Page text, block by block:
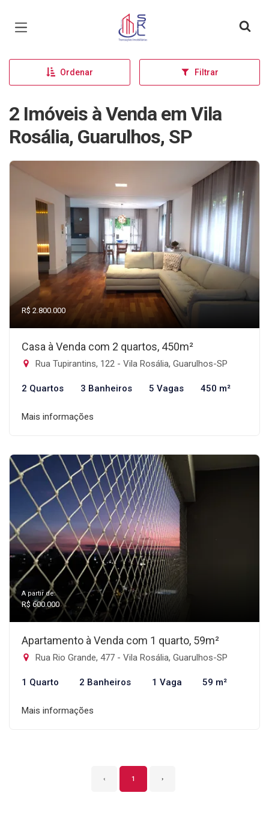
Página inicial
Ordenar Filtrar
2 Imóveis à Venda em Vila
Rosália, Guarulhos, SP
R$ 2.800.000
Casa à Venda com 2 quartos, 450m²
Rua Tupirantins, 122 - Vila Rosália, Guarulhos-SP
2 Quartos 3 Banheiros 5 Vagas 450 m²
Mais informações
A partir de:
R$ 600.000
Apartamento à Venda com 1 quarto, 59m²
Rua Rio Grande, 477 - Vila Rosália, Guarulhos-SP
1 Quarto 2 Banheiros 1 Vaga 59 m²
Mais informações
‹ 1 ›